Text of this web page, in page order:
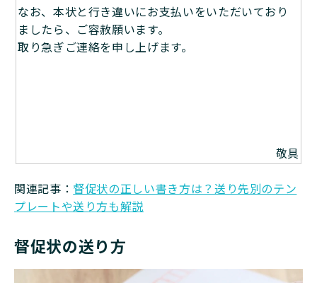
なお、本状と行き違いにお支払いをいただいており
ましたら、ご容赦願います。
取り急ぎご連絡を申し上げます。
敬具
関連記事： 督促状の正しい書き方は？送り先別のテン
プレートや送り方も解説
督促状の送り方